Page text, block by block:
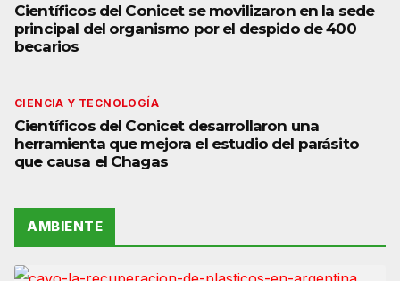
Científicos del Conicet se movilizaron en la sede
principal del organismo por el despido de 400
becarios
CIENCIA Y TECNOLOGÍA
Científicos del Conicet desarrollaron una
herramienta que mejora el estudio del parásito
que causa el Chagas
AMBIENTE